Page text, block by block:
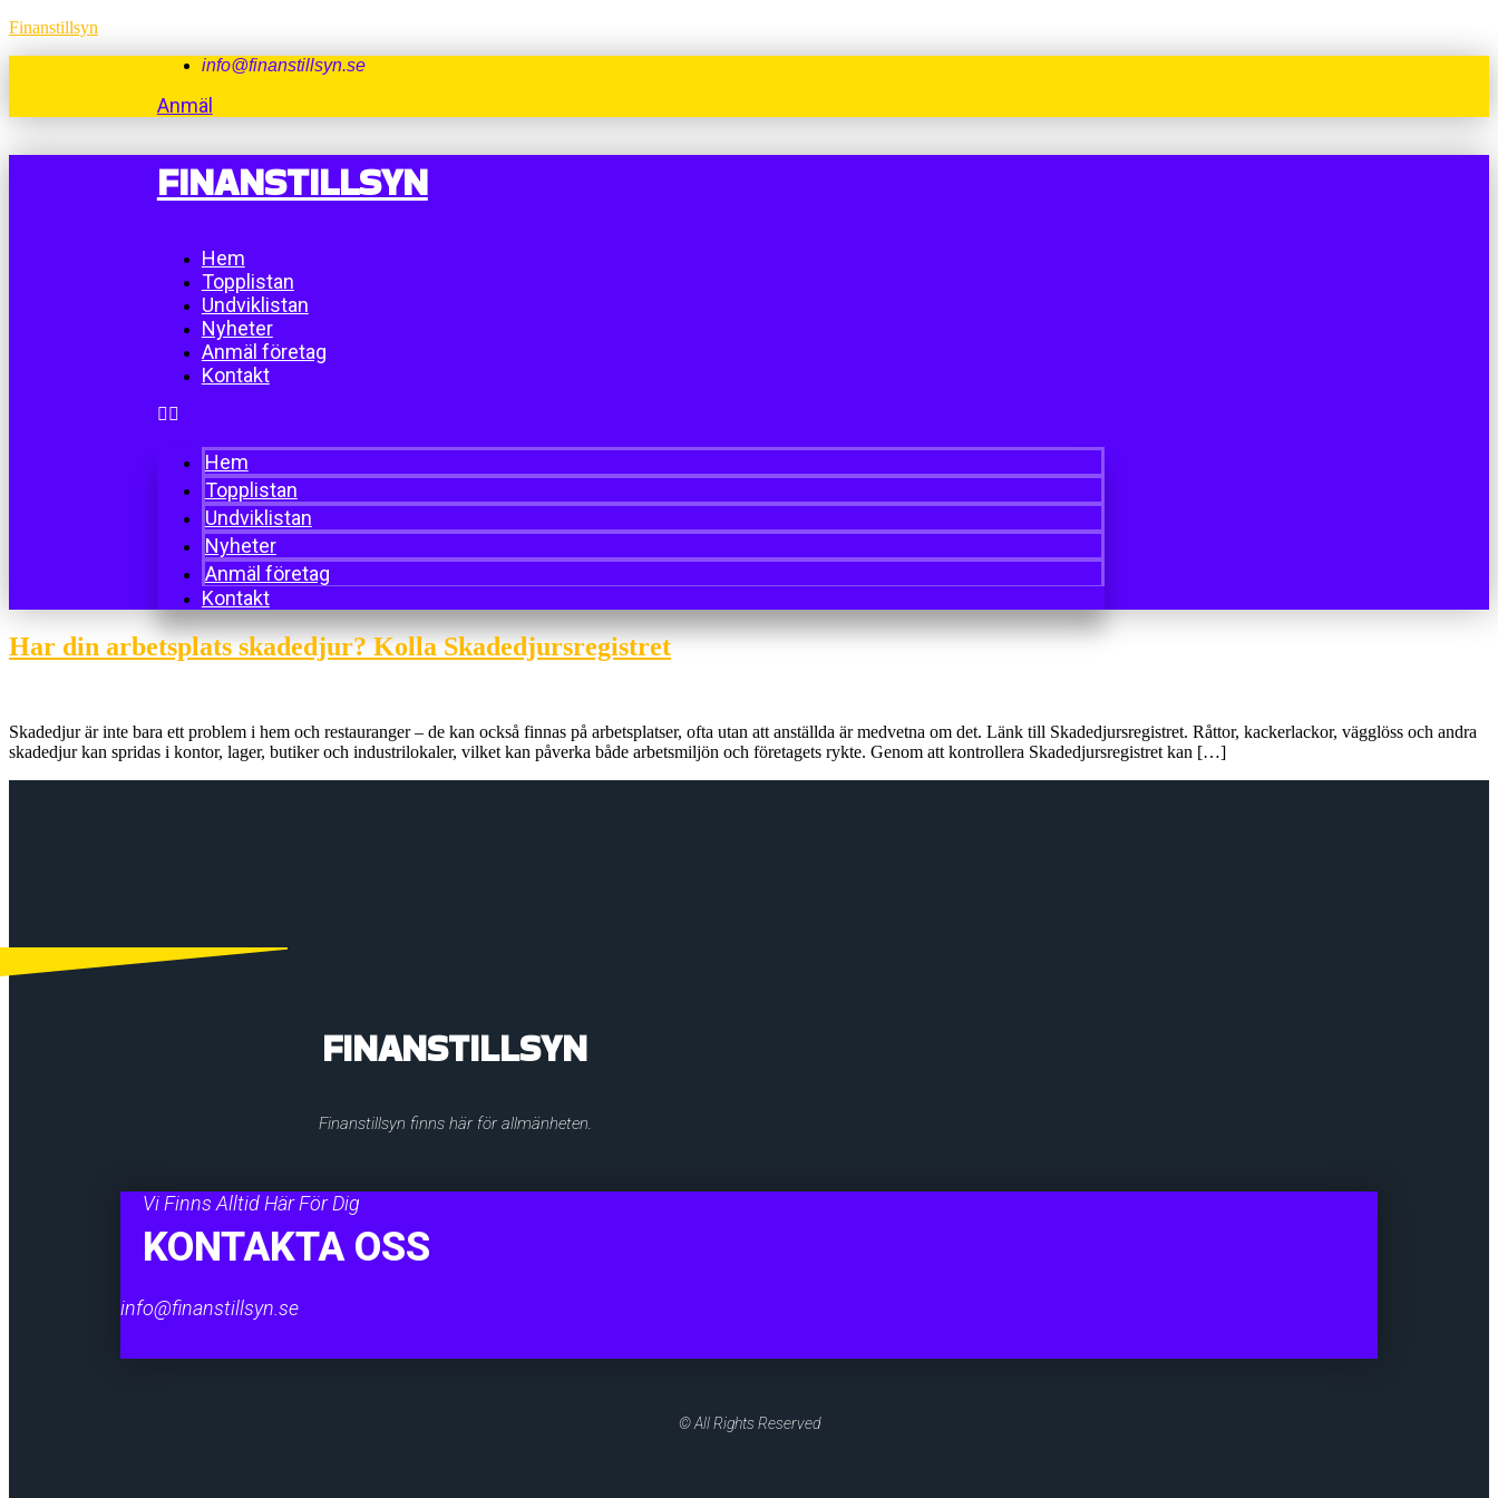
Finanstillsyn
info@finanstillsyn.se
Anmäl
FINANSTILLSYN
Hem
Topplistan
Undviklistan
Nyheter
Anmäl företag
Kontakt
Hem
Topplistan
Undviklistan
Nyheter
Anmäl företag
Kontakt
Har din arbetsplats skadedjur? Kolla Skadedjursregistret
Skadedjur är inte bara ett problem i hem och restauranger – de kan också finnas på arbetsplatser, ofta utan att anställda är medvetna om det. Länk till Skadedjursregistret. Råttor, kackerlackor, vägglöss och andra
skadedjur kan spridas i kontor, lager, butiker och industrilokaler, vilket kan påverka både arbetsmiljön och företagets rykte. Genom att kontrollera Skadedjursregistret kan […]
FINANSTILLSYN
Finanstillsyn finns här för allmänheten.
Vi Finns Alltid Här För Dig
KONTAKTA OSS
info@finanstillsyn.se
© All Rights Reserved